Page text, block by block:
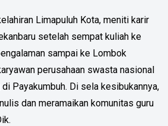
Limapuluh Kota, meniti karir
setelah sempat kuliah ke
sampai ke Lombok
perusahaan swasta nasional
Payakumbuh. Di sela kesibukannya,
dan meramaikan komunitas guru